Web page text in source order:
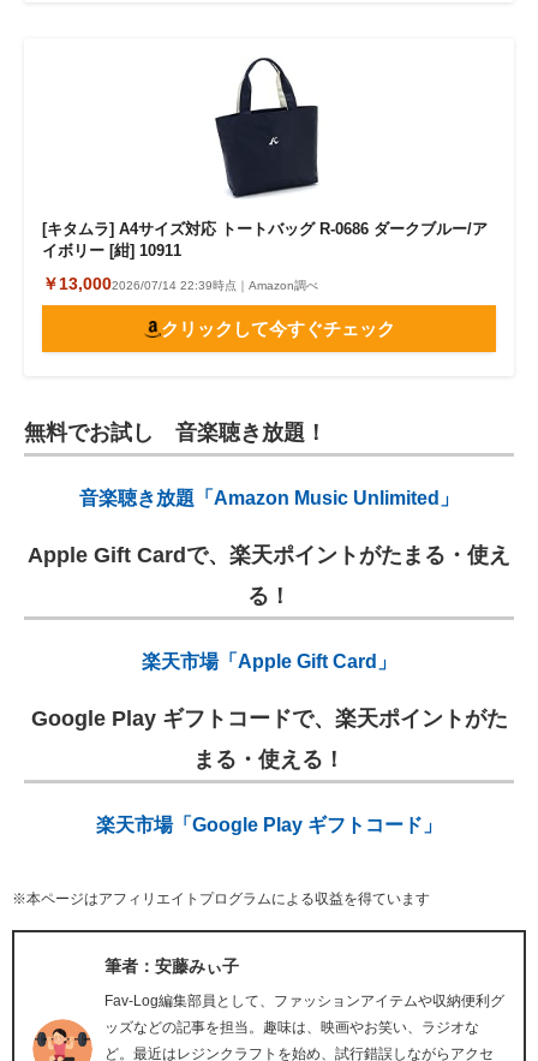
[キタムラ] A4サイズ対応 トートバッグ R-0686 ダークブルー/ア
イボリー [紺] 10911
￥13,0002026/07/14 22:39時点｜Amazon調べ
クリックして今すぐチェック
無料でお試し 音楽聴き放題！
音楽聴き放題「Amazon Music Unlimited」
Apple Gift Cardで、楽天ポイントがたまる・使え
る！
楽天市場「Apple Gift Card」
Google Play ギフトコードで、楽天ポイントがた
まる・使える！
楽天市場「Google Play ギフトコード」
※本ページはアフィリエイトプログラムによる収益を得ています
筆者：安藤みぃ子
Fav-Log編集部員として、ファッションアイテムや収納便利グ
ッズなどの記事を担当。趣味は、映画やお笑い、ラジオな
ど。最近はレジンクラフトを始め、試行錯誤しながらアクセ